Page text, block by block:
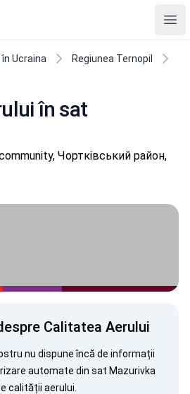
Ucraina
Regiunea Ternopil
în sat
Чортківський район,
Calitatea Aerului
nu dispune încă de informații
automate din sat Mazurivka
calității aerului.